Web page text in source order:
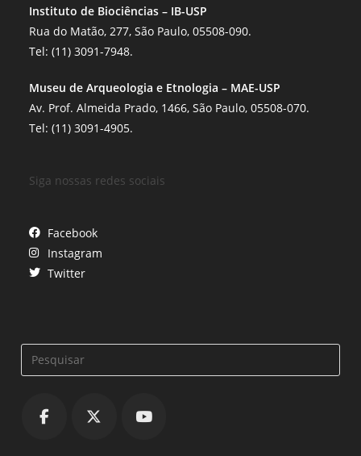
Instituto de Biociências – IB-USP
Rua do Matão, 277, São Paulo, 05508-090.
Tel: (11) 3091-7948.
Museu de Arqueologia e Etnologia – MAE-USP
Av. Prof. Almeida Prado, 1466, São Paulo, 05508-070.
Tel: (11) 3091-4905.
Siga nossas redes sociais
Facebook
Instagram
Twitter